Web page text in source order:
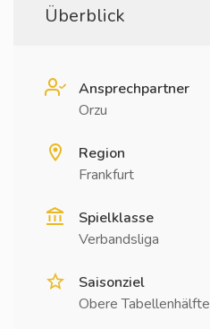
Überblick
Ansprechpartner
Orzu
Region
Frankfurt
Spielklasse
Verbandsliga
Saisonziel
Obere Tabellenhälfte